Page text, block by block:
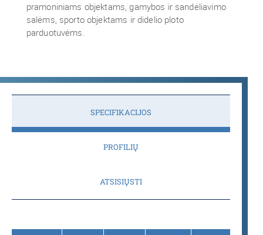
pramoniniams objektams, gamybos ir sandėliavimo
salėms, sporto objektams ir didelio ploto
parduotuvėms.
SPECIFIKACIJOS
PROFILIŲ
ATSISIŲSTI